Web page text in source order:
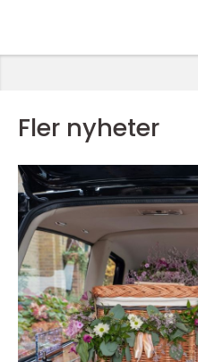
Fler nyheter